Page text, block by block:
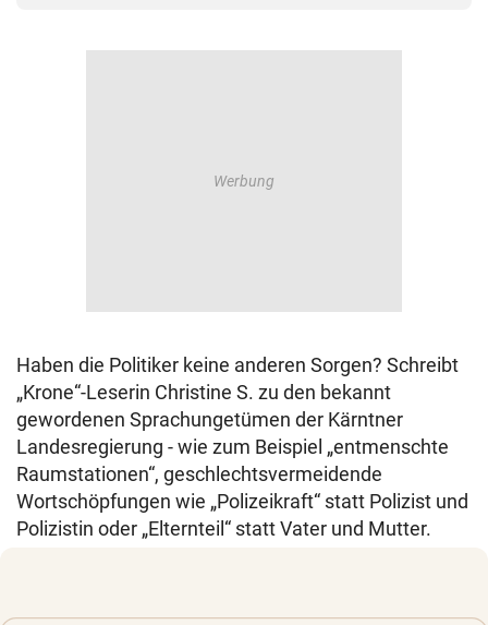
Haben die Politiker keine anderen Sorgen? Schreibt
„Krone“-Leserin Christine S. zu den bekannt
gewordenen Sprachungetümen der Kärntner
Landesregierung - wie zum Beispiel „entmenschte
Raumstationen“, geschlechtsvermeidende
Wortschöpfungen wie „Polizeikraft“ statt Polizist und
Polizistin oder „Elternteil“ statt Vater und Mutter.